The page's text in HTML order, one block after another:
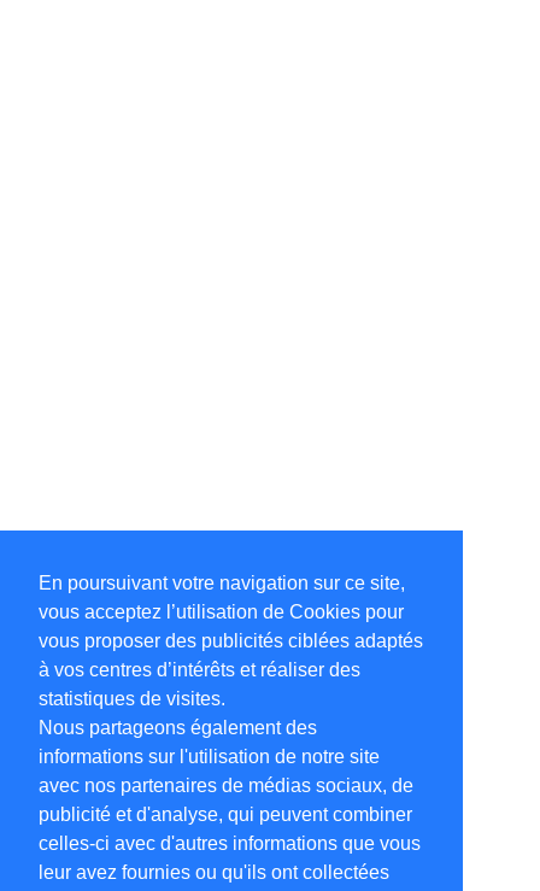
En poursuivant votre navigation sur ce site,
vous acceptez l’utilisation de Cookies pour
vous proposer des publicités ciblées adaptés
à vos centres d’intérêts et réaliser des
statistiques de visites.
Nous partageons également des
informations sur l'utilisation de notre site
avec nos partenaires de médias sociaux, de
publicité et d'analyse, qui peuvent combiner
celles-ci avec d'autres informations que vous
leur avez fournies ou qu'ils ont collectées